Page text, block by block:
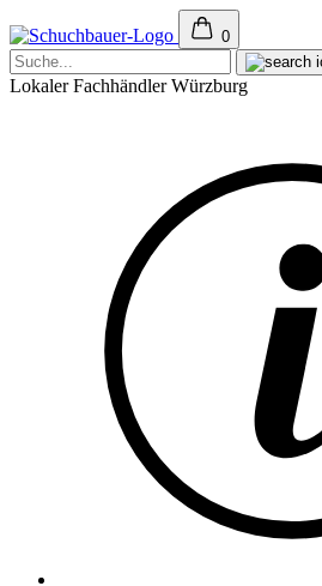
0
Lokaler Fachhändler Würzburg